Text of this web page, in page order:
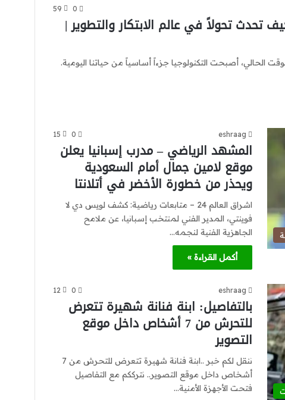
0
59
تحولاً في عالم الابتكار والتطوير |
الحالي، أصبحت التكنولوجيا جزءاً أساسياً من حياتنا اليومية.
eshraag
0
15
المشهد الرياضي – مدرب إسبانيا يعلن
موقع لامين جمال أمام السعودية
ويحذر من خطورة الأخضر في أتلانتا
اشراق العالم 24 – متابعات رياضية: كشف لويس دي لا
فوينتي، المدير الفني لمنتخب إسبانيا، عن ملامح
الجاهزية الفنية لنجمه…
أكمل القراءة »
eshraag
0
12
بالتفاصيل: ابنة فنانة شهيرة تتعرض
للتحرش من 7 أشخاص داخل موقع
التصوير
ننقل لكم خبر ..ابنة فنانة شهيرة تتعرض للتحرش من 7
أشخاص داخل موقع التصوير.. نترككم مع التفاصيل
فتحت الأجهزة الأمنية…